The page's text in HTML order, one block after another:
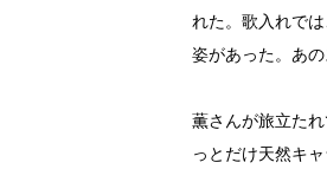
れた。歌入れで
姿があった。あ
薫さんが旅立た
っとだけ天然キ